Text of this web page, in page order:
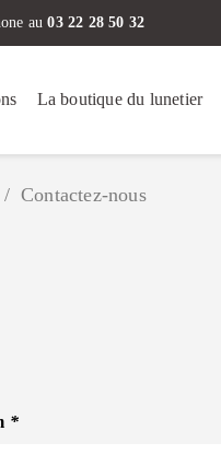
au03 22 28 50 32
La boutique du lunetier
Contactez-nous
*